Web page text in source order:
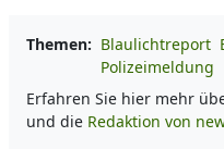
Themen: Blaulichtreport
Polizeimeldung
Erfahren Sie hier mehr
und die Redaktion von